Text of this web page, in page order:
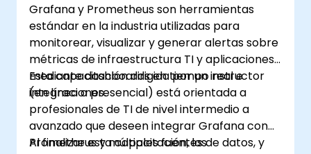
Grafana y Prometheus son herramientas
estándar en la industria utilizadas para
monitorear, visualizar y generar alertas sobre
métricas de infraestructura TI y aplicaciones,
mediante dashboards en tiempo real e
integraciones.
Esta capacitación dirigida por un instructor
(en línea o presencial) está orientada a
profesionales de TI de nivel intermedio a
avanzado que deseen integrar Grafana con
Prometheus y múltiples fuentes de datos, y
Al finalizar esta capacitación, los